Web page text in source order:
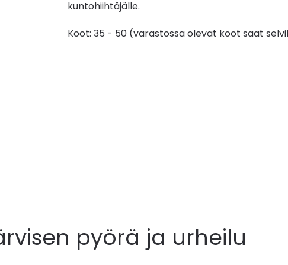
kuntohiihtäjälle.
Koot: 35 - 50 (varastossa olevat koot saat
pyörä ja urheilu